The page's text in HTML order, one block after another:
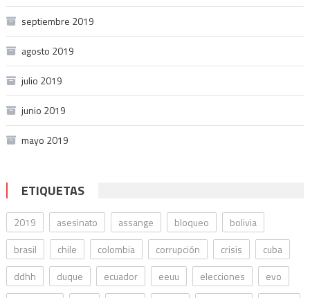
septiembre 2019
agosto 2019
julio 2019
junio 2019
mayo 2019
ETIQUETAS
2019 asesinato assange bloqueo
bolivia
brasil
chile colombia corrupción crisis
cuba
ddhh
duque ecuador eeuu elecciones
evo